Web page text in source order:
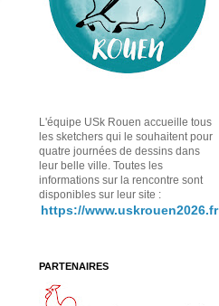
L'équipe USk Rouen accueille tous
les sketchers qui le souhaitent pour
quatre journées de dessins dans
leur belle ville. Toutes les
informations sur la rencontre sont
disponibles sur leur site :
https://www.uskrouen2026.fr
PARTENAIRES